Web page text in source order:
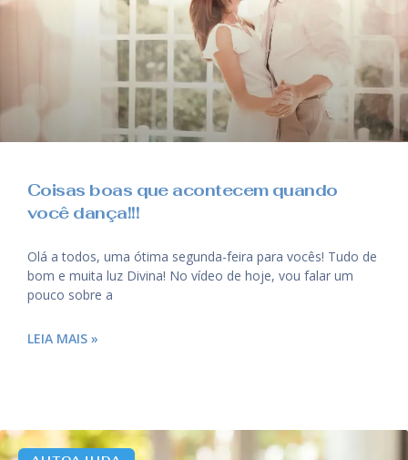
Coisas boas que acontecem quando
você dança!!!
Olá a todos, uma ótima segunda-feira para vocês! Tudo de
bom e muita luz Divina! No vídeo de hoje, vou falar um
pouco sobre a
LEIA MAIS »